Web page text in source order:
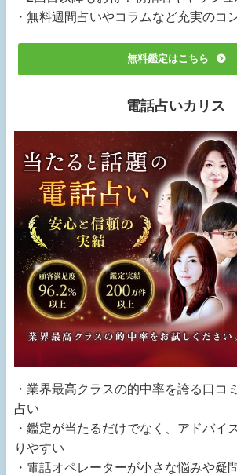
・無料週間占いやコラムなど充実のコ
無料鑑定はこちら
電話占いカリス
・業界最高クラスの的中率を誇る口コ
占い
・鑑定が当たるだけでなく、アドバイ
りやすい
・電話オペレーターが小さな悩みや疑